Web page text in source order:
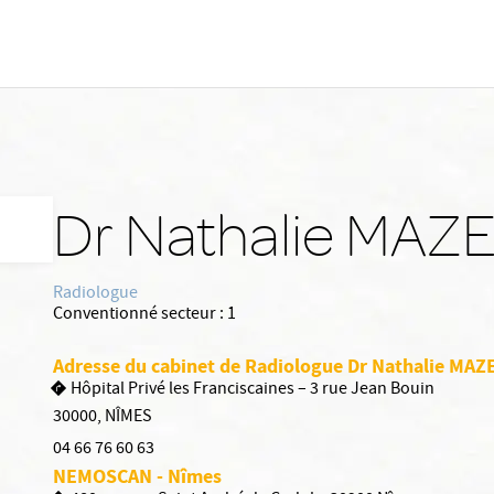
Dr Nathalie
Radiologue
Conventionné secteur : 1
Adresse du cabinet de Radiologue Dr Nathalie
Hôpital Privé les Franciscaines – 3 rue Jean Bouin
30000, NÎMES
04 66 76 60 63
NEMOSCAN - Nîmes